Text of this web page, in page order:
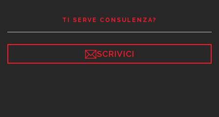
TI SERVE CONSULENZA?
SCRIVICI